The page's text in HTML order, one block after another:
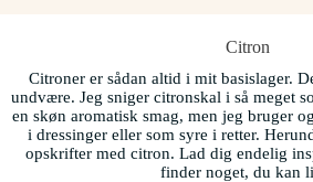
Citron
Citroner er sådan altid i mit basislager.
undvære. Jeg sniger citronskal i så meget
en skøn aromatisk smag, men jeg bruger
i dressinger eller som syre i retter.
opskrifter med citron. Lad dig endelig
finder noget, du kan